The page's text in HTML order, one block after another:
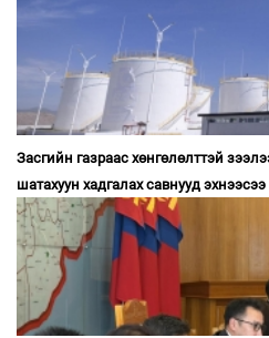
Засгийн газраас хөнгөлөлттэй
шатахуун хадгалах савнууд